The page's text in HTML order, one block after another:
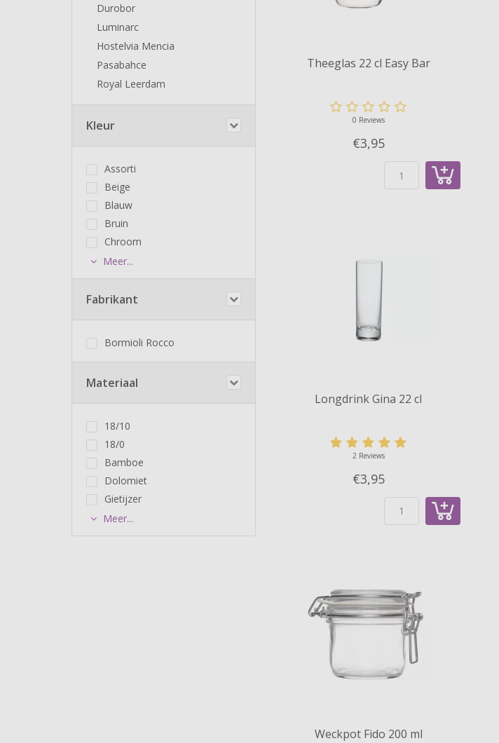
Durobor
Luminarc
Hostelvia Mencia
Pasabahce
Royal Leerdam
Kleur
Assorti
Beige
Blauw
Bruin
Chroom
Meer...
Fabrikant
Bormioli Rocco
Materiaal
18/10
18/0
Bamboe
Dolomiet
Gietijzer
Meer...
Theeglas 22 cl Easy Bar
0 Reviews
€3,95
Longdrink Gina 22 cl
2 Reviews
€3,95
Weckpot Fido 200 ml